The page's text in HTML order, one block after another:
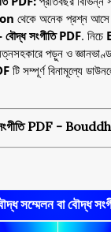
থেকে অনেক প্রশ্ন
বৌদ্ধ সংগীতি PDF. নিচে
পড়ুন ও
টি সম্পূর্ণ বিনামূল্যে
সংগীতি PDF -
সম্মেলন বা বৌদ্ধ